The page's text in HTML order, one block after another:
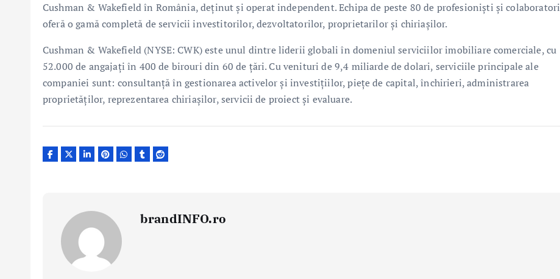
Cushman & Wakefield în România, deținut și operat independent. Echipa de peste 80 de profesioniști și colaboratori
oferă o gamă completă de servicii investitorilor, dezvoltatorilor, proprietarilor și chiriașilor.
Cushman & Wakefield (NYSE: CWK) este unul dintre liderii globali în domeniul serviciilor imobiliare comerciale, cu
52.000 de angajați în 400 de birouri din 60 de țări. Cu venituri de 9,4 miliarde de dolari, serviciile principale ale
companiei sunt: consultanță în gestionarea activelor şi investițiilor, piețe de capital, închirieri, administrarea
proprietăților, reprezentarea chiriașilor, servicii de proiect și evaluare.
brandINFO.ro